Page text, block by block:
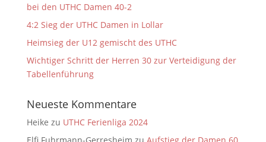
bei den UTHC Damen 40-2
4:2 Sieg der UTHC Damen in Lollar
Heimsieg der U12 gemischt des UTHC
Wichtiger Schritt der Herren 30 zur Verteidigung der
Tabellenführung
Neueste Kommentare
Heike zu UTHC Ferienliga 2024
Elfi Fuhrmann-Gerresheim zu Aufstieg der Damen 60